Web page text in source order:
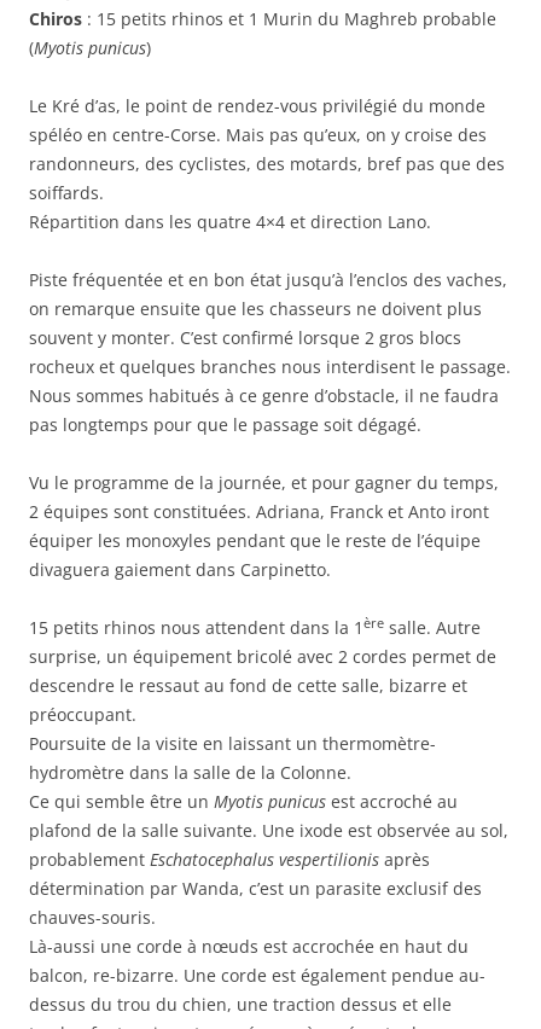
Chiros : 15 petits rhinos et 1 Murin du Maghreb probable
(Myotis punicus)
Le Kré d’as, le point de rendez-vous privilégié du monde
spéléo en centre-Corse. Mais pas qu’eux, on y croise des
randonneurs, des cyclistes, des motards, bref pas que des
soiffards.
Répartition dans les quatre 4×4 et direction Lano.
Piste fréquentée et en bon état jusqu’à l’enclos des vaches,
on remarque ensuite que les chasseurs ne doivent plus
souvent y monter. C’est confirmé lorsque 2 gros blocs
rocheux et quelques branches nous interdisent le passage.
Nous sommes habitués à ce genre d’obstacle, il ne faudra
pas longtemps pour que le passage soit dégagé.
Vu le programme de la journée, et pour gagner du temps,
2 équipes sont constituées. Adriana, Franck et Anto iront
équiper les monoxyles pendant que le reste de l’équipe
divaguera gaiement dans Carpinetto.
15 petits rhinos nous attendent dans la 1 ère salle. Autre
surprise, un équipement bricolé avec 2 cordes permet de
descendre le ressaut au fond de cette salle, bizarre et
préoccupant.
Poursuite de la visite en laissant un thermomètre-
hydromètre dans la salle de la Colonne.
Ce qui semble être un Myotis punicus est accroché au
plafond de la salle suivante. Une ixode est observée au sol,
probablement Eschatocephalus vespertilionis après
détermination par Wanda, c’est un parasite exclusif des
chauves-souris.
Là-aussi une corde à nœuds est accrochée en haut du
balcon, re-bizarre. Une corde est également pendue au-
dessus du trou du chien, une traction dessus et elle